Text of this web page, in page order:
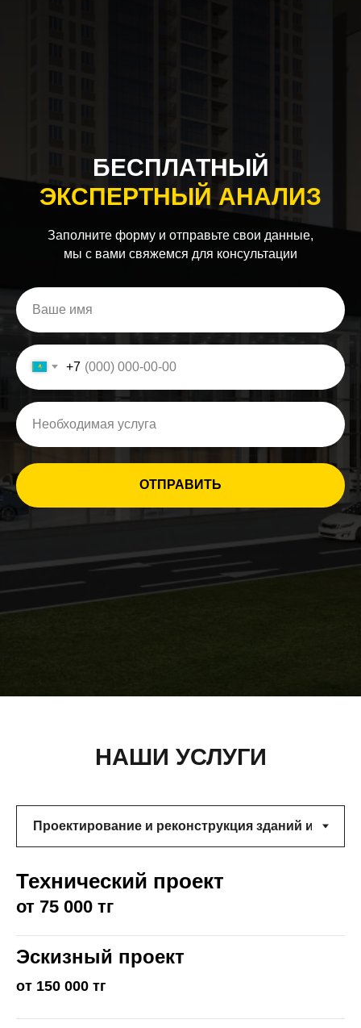
БЕСПЛАТНЫЙ
ЭКСПЕРТНЫЙ АНАЛИЗ
Заполните форму и отправьте свои данные,
мы с вами свяжемся для консультации
+7
ОТПРАВИТЬ
НАШИ УСЛУГИ
Технический проект
от 75 000 тг
Эскизный проект
от 150 000 тг